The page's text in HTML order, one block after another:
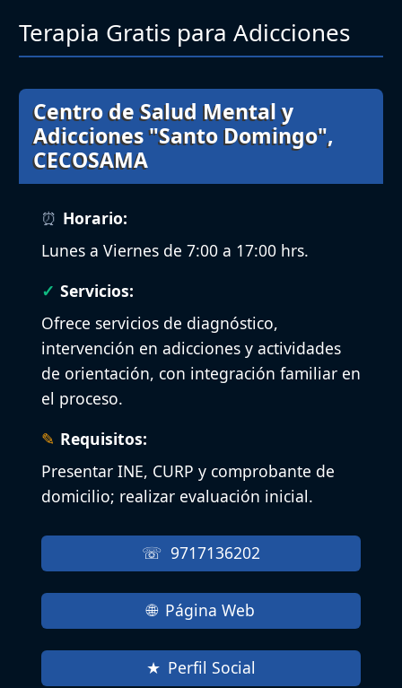
Terapia Gratis para Adicciones
Centro de Salud Mental y
Adicciones "Santo Domingo",
CECOSAMA
Horario:
Lunes a Viernes de 7:00 a 17:00 hrs.
Servicios:
Ofrece servicios de diagnóstico,
intervención en adicciones y actividades
de orientación, con integración familiar en
el proceso.
Requisitos:
Presentar INE, CURP y comprobante de
domicilio; realizar evaluación inicial.
9717136202
Página Web
Perfil Social